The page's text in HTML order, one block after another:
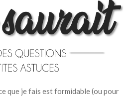
que je fais est formidable (ou pour